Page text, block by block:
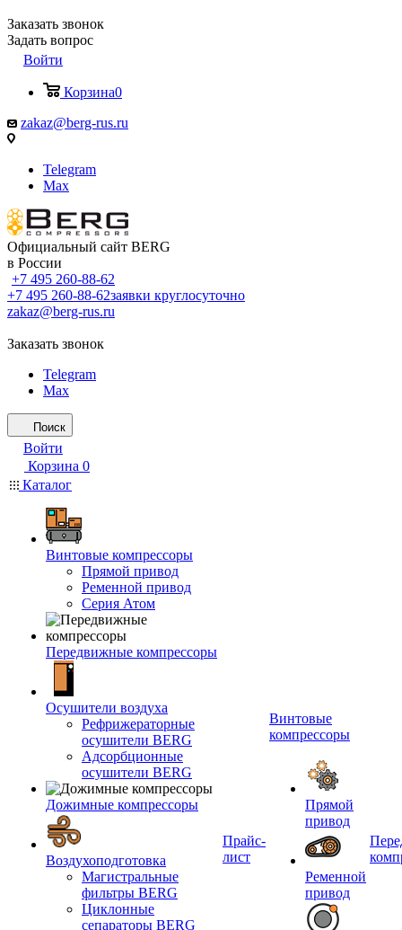
Заказать звонок
Задать вопрос
Войти
Корзина0
zakaz@berg-rus.ru
Telegram
Max
Официальный сайт BERG
в России
+7 495 260-88-62
+7 495 260-88-62заявки круглосуточно
zakaz@berg-rus.ru
Заказать звонок
Telegram
Max
Поиск
Войти
Корзина 0
Каталог
Винтовые компрессоры
Прямой привод
Ременной привод
Серия Атом
Передвижные компрессоры
Осушители воздуха
Рефрижераторные
осушители BERG
Адсорбционные
осушители BERG
Дожимные компрессоры
Воздухоподготовка
Магистральные
фильтры BERG
Циклонные
сепараторы BERG
Прайс-
лист
Винтовые
компрессоры
Прямой
привод
Ременной
привод